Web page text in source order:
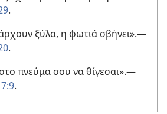
.
ξύλα, η φωτιά σβήνει».—
.
πνεύμα σου να θίγεσαι».—
.